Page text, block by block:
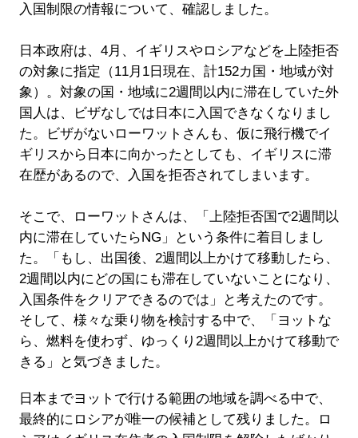
入国制限の情報について、確認しました。
日本政府は、4月、イギリスやロシアなどを上陸拒否
の対象に指定（11月1日現在、計152カ国・地域が対
象）。対象の国・地域に2週間以内に滞在していた外
国人は、ビザなしでは日本に入国できなくなりまし
た。ビザがないローワットさんも、仮に飛行機でイ
ギリスから日本に向かったとしても、イギリスに滞
在歴があるので、入国を拒否されてしまいます。
そこで、ローワットさんは、「上陸拒否国で2週間以
内に滞在していたらNG」という条件に着目しまし
た。「もし、出国後、2週間以上かけて移動したら、
2週間以内にどの国にも滞在していないことになり、
入国条件をクリアできるのでは」と考えたのです。
そして、様々な乗り物を検討する中で、「ヨットな
ら、燃料を使わず、ゆっくり2週間以上かけて移動で
きる」と気づきました。
日本までヨットで行ける範囲の地域を調べる中で、
最終的にロシアが唯一の候補として残りました。ロ